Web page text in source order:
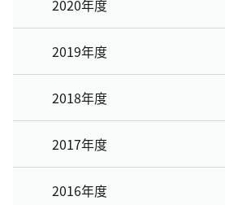
2020年度
2019年度
2018年度
2017年度
2016年度